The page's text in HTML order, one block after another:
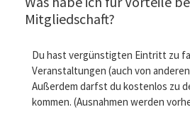
Mitgliedschaft?
Du hast vergünstigten Eintritt zu
Veranstaltungen (auch von
Außerdem darfst du kostenlos zu
kommen. (Ausnahmen werden